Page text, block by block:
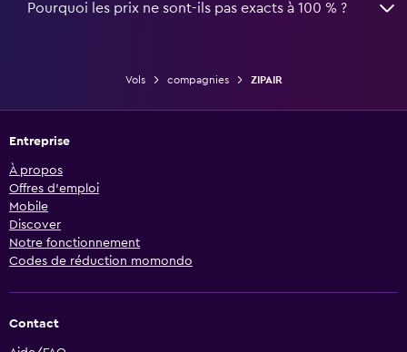
Pourquoi les prix ne sont-ils pas exacts à 100 % ?
Vols compagnies ZIPAIR
Entreprise
À propos
Offres d’emploi
Mobile
Discover
Notre fonctionnement
Codes de réduction momondo
Contact